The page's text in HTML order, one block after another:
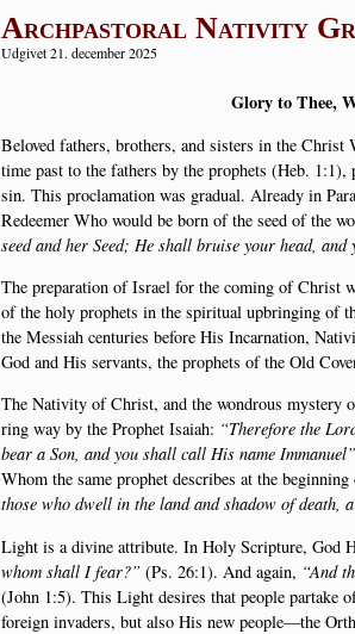
Archpastoral Nativity
Udgivet 21. december 2025
Glory to Thee,
Belo­ved fat­hers, bro­t­hers, and sisters in the
time past to the fat­hers by the prop­hets (Heb.
sin. This pro­c­la­ma­tion was gra­du­al. Alre­a­dy in
Rede­e­mer Who would be born of the seed of the
seed and her Seed; He shall bru­i­se your head,
The pre­pa­ra­tion of Isra­el for the com­ing of Christ
of the holy prop­hets in the spi­ri­tu­al upbrin­ging of
the Mes­si­ah cen­turi­es befo­re His Incar­na­tion,
God and His ser­vants, the prop­hets of the Old
The Nati­vi­ty of Christ, and the won­drous myste­ry
ring way by the Prop­het Isai­ah: “There­fo­re the
bear a Son, and you shall call His name Imma­nu­el”
Whom the same prop­het descri­bes at the
tho­se who dwell in the land and sha­dow of death,
Light is a divi­ne attri­bu­te. In Holy Scrip­tu­re, God
whom shall I fear?” (Ps. 26:1). And again, “And
(John 1:5). This Light desi­res that peop­le parta­ke
foreign inva­ders, but also His new people—the